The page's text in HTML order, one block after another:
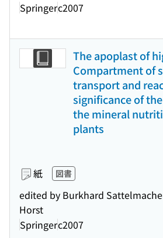
Springerc2007
The apoplast of
Compartment of
transport and
significance of
the mineral
plants
紙 図書
edited by Burkhard
Horst
Springerc2007